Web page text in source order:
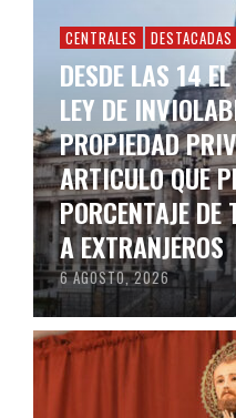
CENTRALES DESTACADAS
DESDE LAS 14
LEY DE
PROPIEDAD
ARTICULO QUE
PORCENTAJE
A EXTRANJEROS
6 AGOSTO, 2026